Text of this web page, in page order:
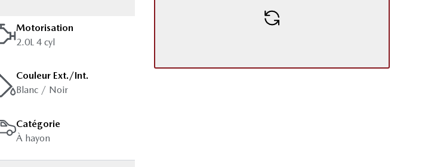
Motorisation
2.0L 4 cyl
Couleur Ext./Int.
Blanc / Noir
Catégorie
À hayon